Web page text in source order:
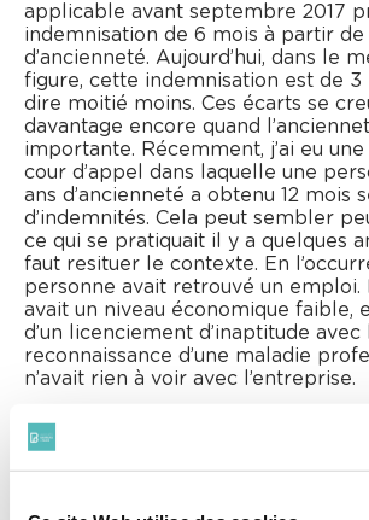
applicable avant septembre 2017
indemnisation de 6 mois à partir de
d’ancienneté. Aujourd’hui, dans le
figure, cette indemnisation est de 3
dire moitié moins. Ces écarts se
davantage encore quand
importante. Récemment, j’ai eu
cour d’appel dans laquelle une
ans d’ancienneté a obtenu 12 mois
d’indemnités. Cela peut sembler
ce qui se pratiquait il y a quelques
faut resituer le contexte. En
personne avait retrouvé un emploi.
avait un niveau économique faible,
d’un licenciement d’inaptitude avec
reconnaissance d’une maladie
n’avait rien à voir avec l’entreprise.
Les décisions se sont donc